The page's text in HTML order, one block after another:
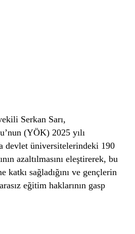
Serkan Sarı,
(YÖK) 2025 yılı
devlet üniversitelerindeki 190
azaltılmasını eleştirerek, bu
katkı sağladığını ve gençlerin
eğitim haklarının gasp